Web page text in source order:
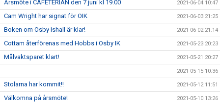
Årsmöte i CAFETERIAN den 7 juni kl 19.00 2021-06-04 10:47
Cam Wright har signat för OIK 2021-06-03 21:25
Boken om Osby Ishall är klar! 2021-06-02 21:14
Cottam återförenas med Hobbs i Osby IK 2021-05-23 20:23
Målvaktsparet klart! 2021-05-21 20:27
2021-05-15 10:36
Stolarna har kommit!! 2021-05-12 11:51
Välkomna på årsmöte! 2021-05-10 13:26